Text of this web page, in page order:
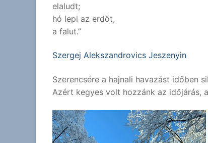
elaludt;
hó lepi az erdőt,
a falut.”
Szergej Alekszandrovics Jeszenyin
Szerencsére a hajnali havazást időben
Azért kegyes volt hozzánk az időjárás,